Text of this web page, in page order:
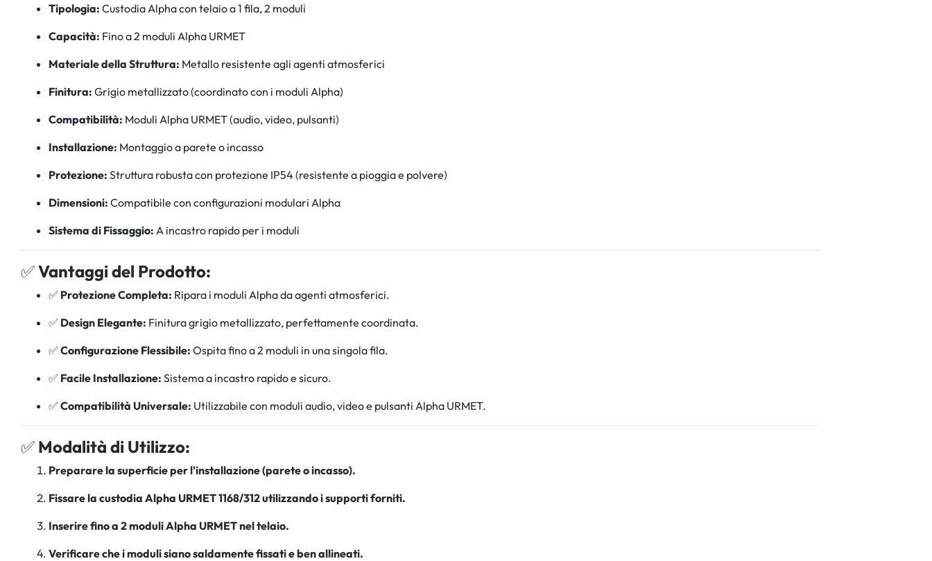
Tipologia: Custodia Alpha con telaio a 1 fila, 2 moduli
Capacità: Fino a 2 moduli Alpha URMET
Materiale della Struttura: Metallo resistente agli agenti atmosferici
Finitura: Grigio metallizzato (coordinato con i moduli Alpha)
Compatibilità: Moduli Alpha URMET (audio, video, pulsanti)
Installazione: Montaggio a parete o incasso
Protezione: Struttura robusta con protezione IP54 (resistente a pioggia e polvere)
Dimensioni: Compatibile con configurazioni modulari Alpha
Sistema di Fissaggio: A incastro rapido per i moduli
✅Vantaggi del Prodotto:
✅ Protezione Completa: Ripara i moduli Alpha da agenti atmosferici.
✅ Design Elegante: Finitura grigio metallizzato, perfettamente coordinata.
✅ Configurazione Flessibile: Ospita fino a 2 moduli in una singola fila.
✅ Facile Installazione: Sistema a incastro rapido e sicuro.
✅ Compatibilità Universale: Utilizzabile con moduli audio, video e pulsanti Alpha URMET.
✅ Modalità di Utilizzo:
Preparare la superficie per l'installazione (parete o incasso).
Fissare la custodia Alpha URMET 1168/312 utilizzando i supporti forniti.
Inserire fino a 2 moduli Alpha URMET nel telaio.
Verificare che i moduli siano saldamente fissati e ben allineati.